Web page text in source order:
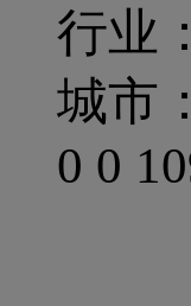
行业
城市
0 0